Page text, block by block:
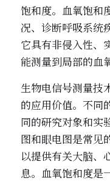
饱和度。血氧饱和
况、诊断呼吸系统
它具有非侵入性、
能测量到局部的血
生物电信号测量技
的应用价值。不同
同的研究对象和实
图和眼电图是常见
以提供有关大脑、
息。血氧饱和度是